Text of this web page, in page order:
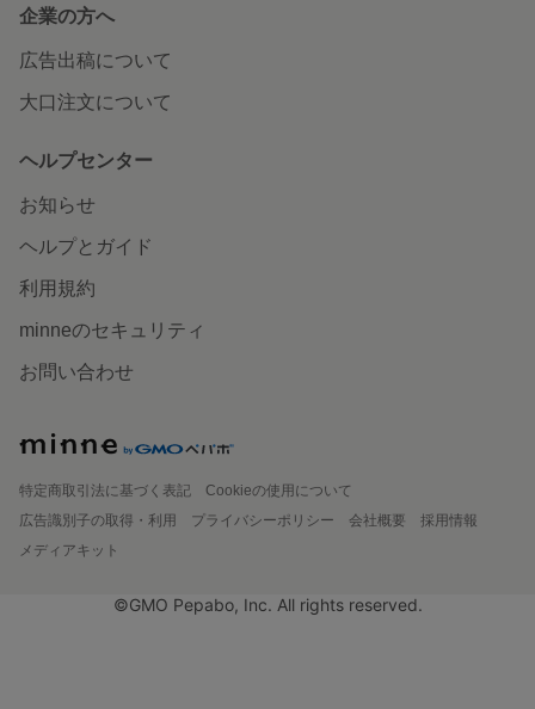
企業の方へ
広告出稿について
大口注文について
ヘルプセンター
お知らせ
ヘルプとガイド
利用規約
minneのセキュリティ
お問い合わせ
特定商取引法に基づく表記
Cookieの使用について
広告識別子の取得・利用
プライバシーポリシー 会社概要
採用情報
メディアキット
©GMO Pepabo, Inc. All rights reserved.